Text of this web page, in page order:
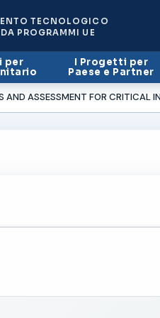
TECNOLOGICO
PROGRAMMI UE
per
I Progetti per
Paese e Partner
AND ASSESSMENT FOR CRITICAL